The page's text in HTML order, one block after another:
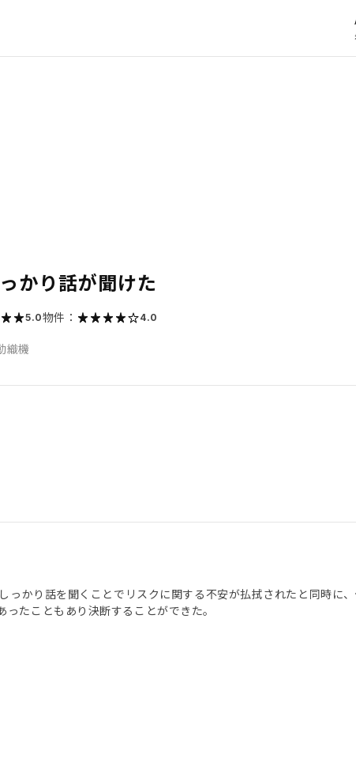
かり話が聞けた
5.0物件： 4.0
織機
かり話を聞くことでリスクに関する不安が払拭されたと同時に、
たこともあり決断することができた。